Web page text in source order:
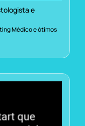
e
Médico e ótimos